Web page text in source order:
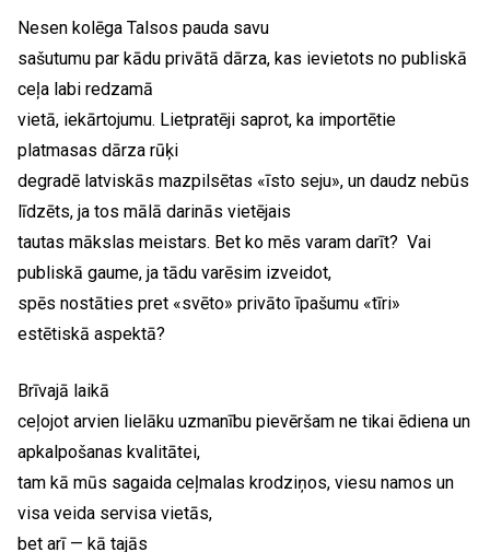
Nesen kolēga Talsos pauda savu
sašutumu par kādu privātā dārza, kas ievietots no publiskā
ceļa labi redzamā
vietā, iekārtojumu. Lietpratēji saprot, ka importētie
platmasas dārza rūķi
degradē latviskās mazpilsētas «īsto seju», un daudz nebūs
līdzēts, ja tos mālā darinās vietējais
tautas mākslas meistars. Bet ko mēs varam darīt? Vai
publiskā gaume, ja tādu varēsim izveidot,
spēs nostāties pret «svēto» privāto īpašumu «tīri»
estētiskā aspektā?
Brīvajā laikā
ceļojot arvien lielāku uzmanību pievēršam ne tikai ēdiena un
apkalpošanas kvalitātei,
tam kā mūs sagaida ceļmalas krodziņos, viesu namos un
visa veida servisa vietās,
bet arī — kā tajās